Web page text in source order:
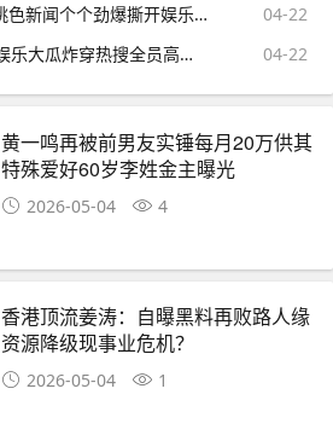
近20年来三大著名的桃色新闻个个劲爆撕开娱乐圈最不堪的一面
04-22
爆哭+怒撕！4月21日娱乐大瓜炸穿热搜全员高能不掺水
04-22
黄一鸣再被前男友实锤每月20万供其
特殊爱好60岁李姓金主曝光
2026-05-04 4
香港顶流姜涛：自曝黑料再败路人缘
资源降级现事业危机？
2026-05-04 1